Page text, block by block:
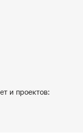
и проектов: